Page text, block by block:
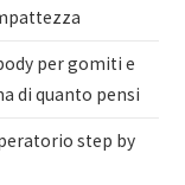
per gomiti e
di quanto pensi
step by